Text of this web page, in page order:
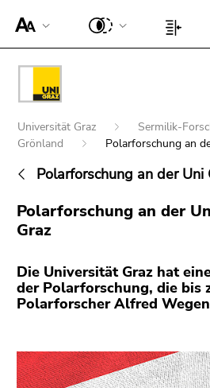
Seite
besser für
Screen-
Reader
darstellen
zu
können,
betätigen
Sie
diesen
Link.
verbesserte
Darstellung
für Screen-
bestätigen
Sie diesen
Beginn
des
Seitenbereichs:
Seiteneinstellungen:
Ende
dieses
Seitenbereichs.
Übersicht
Seitenbereiche
Beginn
Suche nach Details rund
Graz
Ende
Übersicht
Seitenbereiche
Zur
der
Beginn
des
sich
hier:
Universität Graz
Sermilik-
Grönland
Polarforschung an
Polarforschung an der Uni
Ende
dieses
Seitenbereichs.
Übersicht
der
Polarforschung an der
Graz
Die Universität Graz hat
der Polarforschung, die bis
Polarforscher Alfred